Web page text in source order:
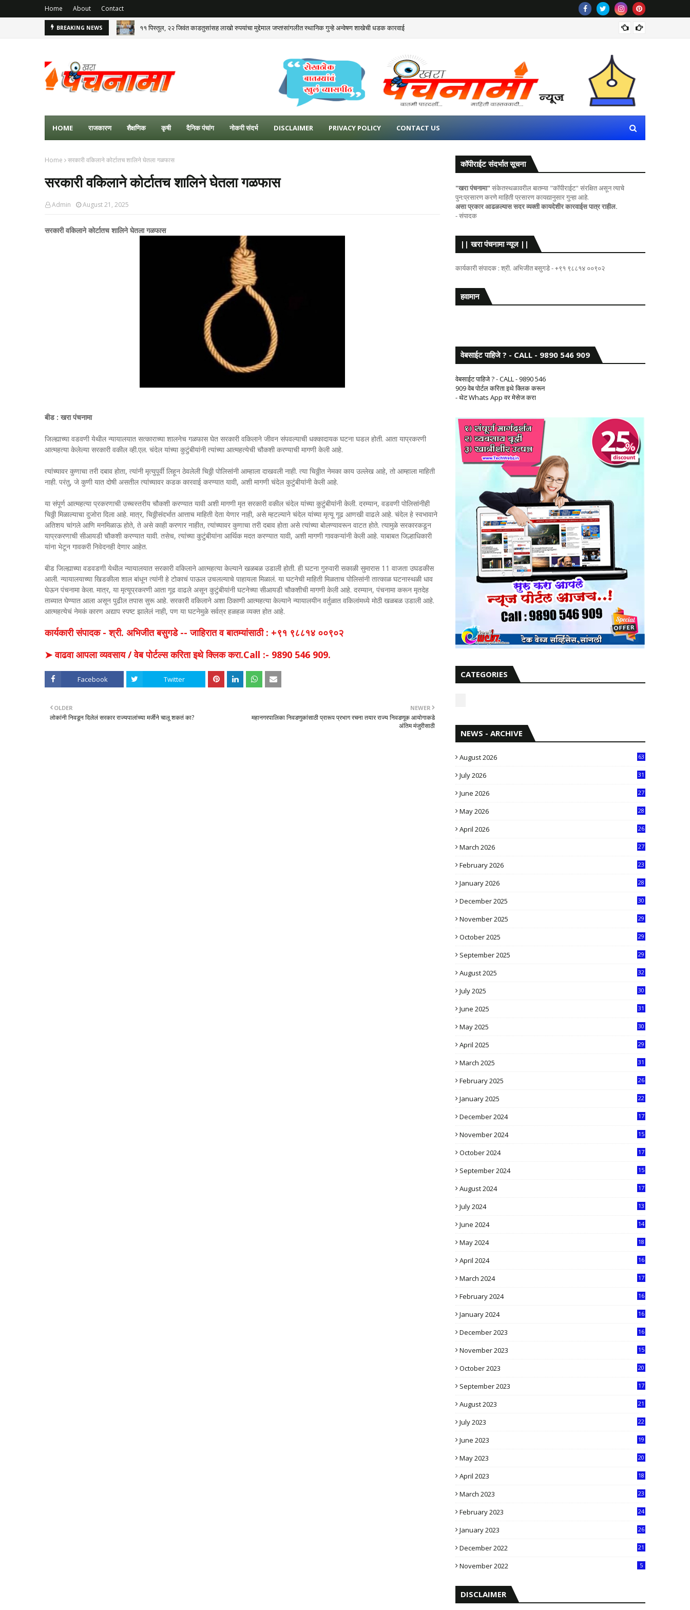
Home About Contact
BREAKING NEWS ११ पिस्तूल, २२ जिवंत काडतुसांसह लाखो रुपयांचा मुद्देमाल जप्त!सांगलीत स्थानिक गुन्हे अन्वेषण शाखेची धडक कारवाई
HOME राजकारण शैक्षणिक कृषी दैनिक पंचांग नोकरी संदर्भ DISCLAIMER PRIVACY POLICY CONTACT US
Home सरकारी वकिलाने कोर्टातच शालिने घेतला गळफास
सरकारी वकिलाने कोर्टातच शालिने घेतला गळफास
Admin August 21, 2025
सरकारी वकिलाने कोर्टातच शालिने घेतला गळफास
बीड : खरा पंचनामा
जिल्ह्याच्या वडवणी येथील न्यायालयात सत्काराच्या शालनेच गळफास घेत सरकारी वकिलाने जीवन संपवल्याची धक्कादायक घटना घडल होती. आता याप्रकरणी
आत्महत्या केलेल्या सरकारी वकील व्ही.एल. चंदेल यांच्या कुटुंबीयांनी त्यांच्या आत्महत्येची चौकशी करण्याची मागणी केली आहे.
त्यांच्यावर कुणाचा तरी दबाव होता, त्यांनी मृत्युपूर्वी लिहून ठेवलेली चिठ्ठी पोलिसांनी आम्हाला दाखवली नाही. त्या चिठ्ठीत नेमका काय उल्लेख आहे, तो आम्हाला माहिती
नाही. परंतु, जे कुणी यात दोषी असतील त्यांच्यावर कडक कारवाई करण्यात यावी, अशी मागणी चंदेल कुटुंबीयांनी केली आहे.
या संपूर्ण आत्महत्या प्रकरणाची उच्चस्तरीय चौकशी करण्यात यावी अशी मागणी मृत सरकारी वकील चंदेल यांच्या कुटुंबीयांनी केली. दरम्यान, वडवणी पोलिसांनीही
चिठ्ठी मिळाल्याचा दुजोरा दिला आहे. मात्र, चिठ्ठीसंदर्भात आत्ताच माहिती देता येणार नाही, असे म्हटल्याने चंदेल यांच्या मृत्यू गूढ आणखी वाढले आहे. चंदेल हे स्वभावाने
अतिशय चांगले आणि मनमिळाऊ होते, ते असे काही करणार नाहीत, त्यांच्यावर कुणाचा तरी दबाव होता असे त्यांच्या बोलण्यावरून वाटत होते. त्यामुळे सरकारकडून
याप्रकरणाची सीआयडी चौकशी करण्यात यावी. तसेच, त्यांच्या कुटुंबीयांना आर्थिक मदत करण्यात यावी, अशी मागणी गावकऱ्यांनी केली आहे. याबाबत जिल्हाधिकारी
यांना भेटून गावकरी निवेदनही देणार आहेत.
बीड जिल्ह्याच्या वडवडणी येथील न्यायालयात सरकारी वकिलाने आत्महत्या केल्याने खळबळ उडाली होती. ही घटना गुरुवारी सकाळी सुमारास 11 वाजता उघडकीस
आली. न्यायालयाच्या खिडकीला शाल बांधून त्यांनी हे टोकाचं पाऊल उचलल्याचे पाहायला मिळालं. या घटनेची माहिती मिळताच पोलिसांनी तात्काळ घटनास्थळी धाव
घेऊन पंचनामा केला. मात्र, या मृत्यूप्रकरणी आता गूढ वाढले असून कुटुंबीयांनी घटनेच्या सीआयडी चौकशीची मागणी केली आहे. दरम्यान, पंचनामा करून मृतदेह
ताब्यात घेण्यात आला असून पुढील तपास सुरू आहे. सरकारी वकिलाने अशा ठिकाणी आत्महत्या केल्याने न्यायालयीन वर्तुळात वकिलांमध्ये मोठी खळबळ उडाली आहे.
आत्महत्येचं नेमकं कारण अद्याप स्पष्ट झालेलं नाही, पण या घटनेमुळे सर्वत्र हळहळ व्यक्त होत आहे.
कार्यकारी संपादक - श्री. अभिजीत बसुगडे -- जाहिरात व बातम्यांसाठी : +९१ ९८८१४ ००९०२
➤ वाढवा आपला व्यवसाय / वेब पोर्टल्स करिता इथे क्लिक करा.Call :- 9890 546 909.
Facebook Twitter
NEWER
महानगरपालिका निवडणुकांसाठी प्रारूप प्रभाग रचना तयार राज्य निवडणूक आयोगाकडे
अंतिम मंजुरीसाठी
OLDER
लोकांनी निवडून दिलेलं सरकार राज्यपालांच्या मर्जीने चालू शकतं का?
कॉपीराईट संदर्भात सूचना
"खरा पंचनामा"संकेतस्थळावरील बातम्या "कॉपीराईट" संरक्षित असून त्याचे
पुन:प्रसारण करणे माहिती प्रसारण कायद्यानुसार गुन्हा आहे.
असा प्रकार आढळल्यास सदर व्यक्ती कायदेशीर कारवाईस पात्र राहील.
- संपादक
|| खरा पंचनामा न्यूज ||
कार्यकारी संपादक : श्री. अभिजीत बसुगडे - +९१ ९८८१४ ००९०२
हवामान
वेबसाईट पाहिजे ? - CALL - 9890 546 909
वेबसाईट पाहिजे ? - CALL - 9890 546
909 वेब पोर्टल करिता इथे क्लिक करून
- थेट Whats App वर मेसेज करा
CATEGORIES
NEWS - ARCHIVE
August 2026 63
July 2026
31
June 2026
27
May 2026
28
April 2026
26
March 2026
27
February 2026
23
January 2026
28
December 2025
30
November 2025
29
October 2025
29
September 2025
29
August 2025
32
July 2025
30
June 2025
31
May 2025
30
April 2025
29
March 2025
31
February 2025
26
January 2025
22
December 2024
17
November 2024
15
October 2024
17
September 2024
15
August 2024
17
July 2024
13
June 2024
14
May 2024
18
April 2024
16
March 2024
17
February 2024
16
January 2024
16
December 2023
16
November 2023
15
October 2023
20
September 2023
17
August 2023
21
July 2023
22
June 2023
19
May 2023
20
April 2023
18
March 2023
23
February 2023
24
January 2023
26
December 2022
21
November 2022 5
DISCLAIMER